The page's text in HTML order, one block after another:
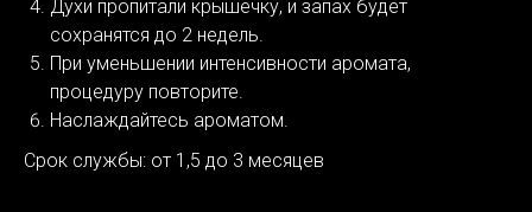
Духи пропитали крышечку, и запах будет
сохранятся до 2 недель.
При уменьшении интенсивности аромата,
процедуру повторите.
Наслаждайтесь ароматом.
Срок службы: от 1,5 до 3 месяцев